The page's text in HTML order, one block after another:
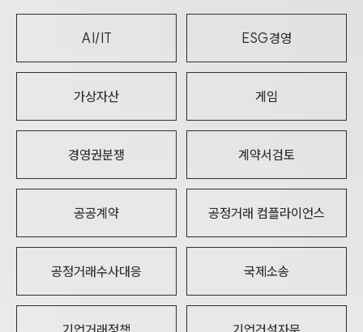
AI/IT ESG경영
가상자산 게임
경영권분쟁 계약서검토
공공계약 공정거래 컴플라이언스
공정거래수사대응 국제소송